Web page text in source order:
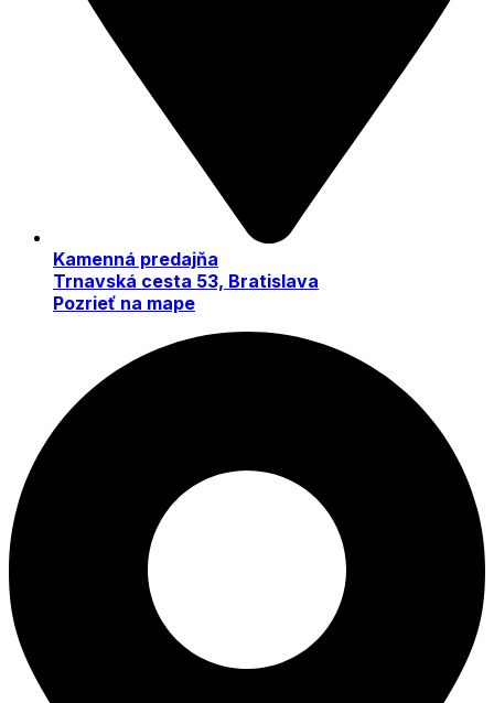
Kamenná predajňa
Trnavská cesta 53, Bratislava
Pozrieť na mape